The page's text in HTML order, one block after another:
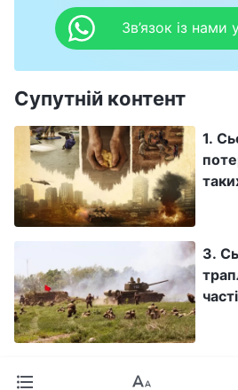
Зв’язок із нами
Супутній контент
1.
та
має
3.